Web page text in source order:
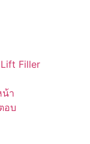
Filler
น้า
อบ